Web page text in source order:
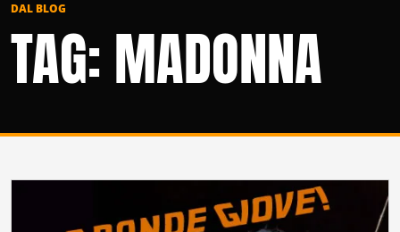
DAL BLOG
TAG: MADONNA